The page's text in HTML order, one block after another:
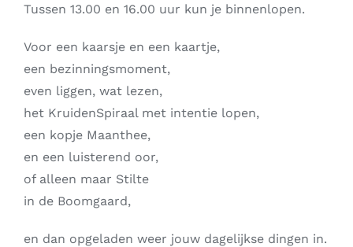
Tussen 13.00 en 16.00 uur kun je binnenlopen.
Voor een kaarsje en een kaartje,
een bezinningsmoment,
even liggen, wat lezen,
het KruidenSpiraal met intentie lopen,
een kopje Maanthee,
en een luisterend oor,
of alleen maar Stilte
in de Boomgaard,
en dan opgeladen weer jouw dagelijkse dingen in.